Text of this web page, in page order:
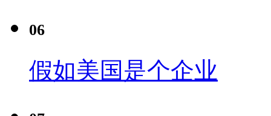
06
假如美国是个企业